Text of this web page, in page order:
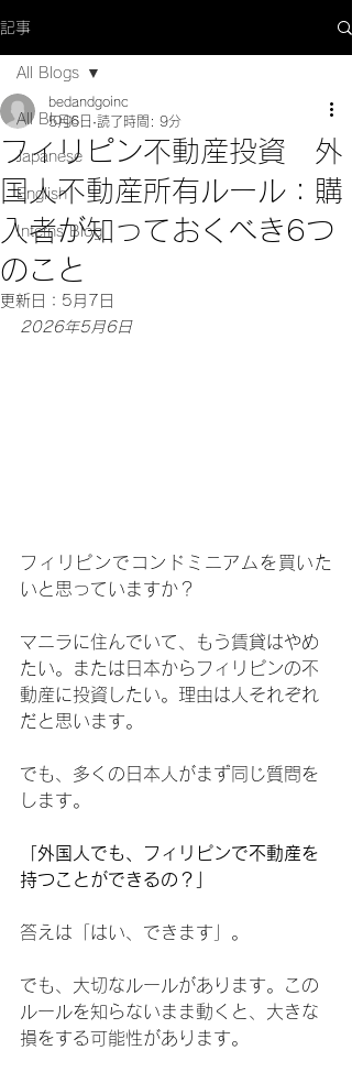
記事
All Blogs
Japanese
English
Interns Blog
All Blogs
フィリピン不動産投資 外
国人不動産所有ルール：購
入者が知っておくべき6つ
のこと
bedandgoinc
5月6日 読了時間: 9分
更新日： 5月7日
2026年5月6日
フィリピンでコンドミニアムを買いた
いと思っていますか？
マニラに住んでいて、もう賃貸はやめ
たい。または日本からフィリピンの不
動産に投資したい。理由は人それぞれ
だと思います。
でも、多くの日本人がまず同じ質問を
します。
「外国人でも、フィリピンで不動産を
持つことができるの？」
答えは「はい、できます」。
でも、大切なルールがあります。この
ルールを知らないまま動くと、大きな
損をする可能性があります。